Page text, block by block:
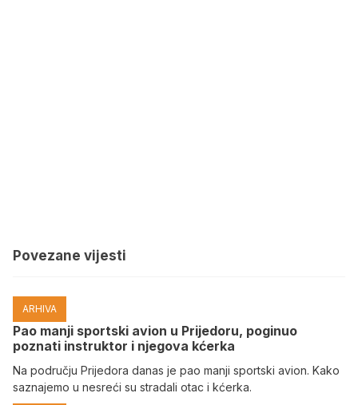
Povezane vijesti
ARHIVA
Pao manji sportski avion u Prijedoru, poginuo
poznati instruktor i njegova kćerka
Na području Prijedora danas je pao manji sportski avion. Kako
saznajemo u nesreći su stradali otac i kćerka.